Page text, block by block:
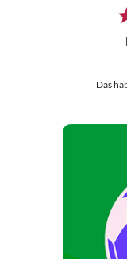
Das